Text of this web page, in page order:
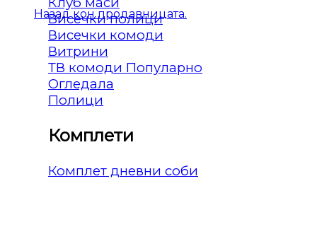
Назад кон продавницата.
Висечки полици
Висечки комоди
Витрини
ТВ комоди
Огледала
Полици
Комплети
Комплет дневни соби